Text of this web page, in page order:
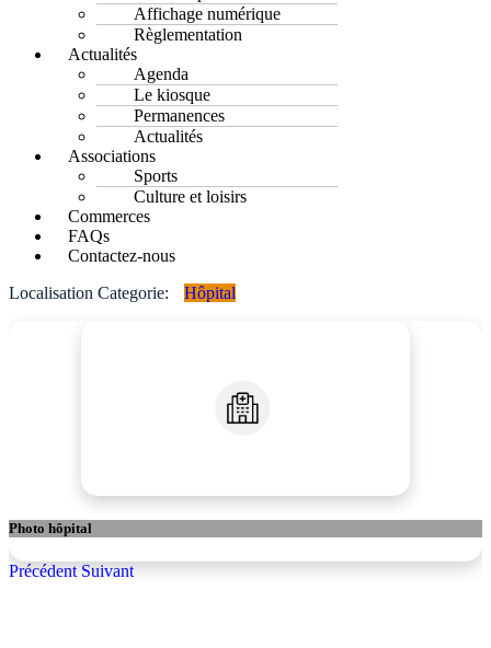
Affichage numérique
Règlementation
Actualités
Agenda
Le kiosque
Permanences
Actualités
Associations
Sports
Culture et loisirs
Commerces
FAQs
Contactez-nous
Localisation Categorie:
Hôpital
Photo hôpital
Précédent Suivant